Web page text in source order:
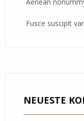
Fusce suscipit
NEUESTE